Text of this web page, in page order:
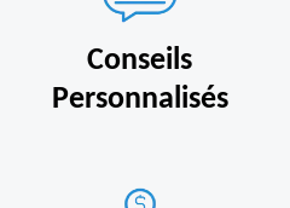
Conseils
Personnalisés